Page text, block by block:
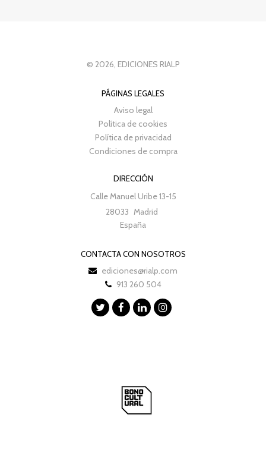
© 2026, EDICIONES RIALP
PÁGINAS LEGALES
Aviso legal
Política de cookies
Política de privacidad
Condiciones de compra
DIRECCIÓN
Calle Manuel Uribe 13-15
28033 Madrid
España
CONTACTA CON NOSOTROS
ediciones@rialp.com
913 260 504